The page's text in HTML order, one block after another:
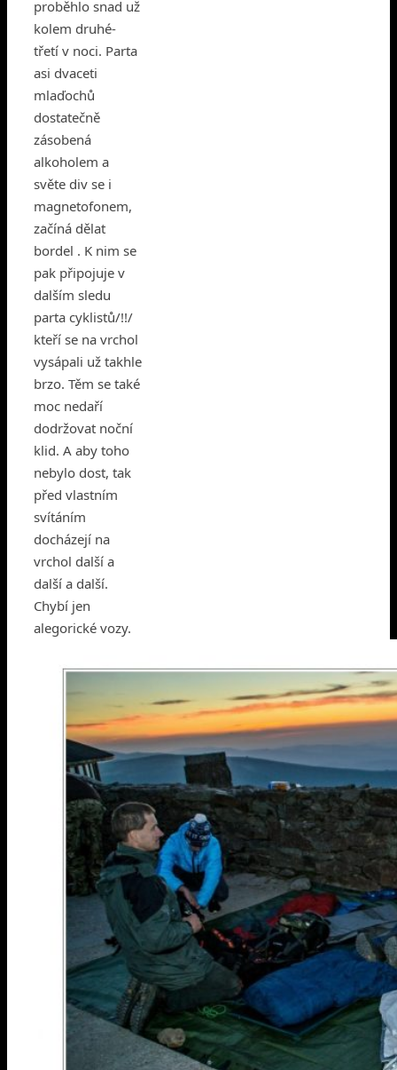
proběhlo snad už
kolem druhé-
třetí v noci. Parta
asi dvaceti
mlaďochů
dostatečně
zásobená
alkoholem a
světe div se i
magnetofonem,
začíná dělat
bordel . K nim se
pak připojuje v
dalším sledu
parta cyklistů/!!/
kteří se na vrchol
vysápali už takhle
brzo. Těm se také
moc nedaří
dodržovat noční
klid. A aby toho
nebylo dost, tak
před vlastním
svítáním
docházejí na
vrchol další a
další a další.
Chybí jen
alegorické vozy.